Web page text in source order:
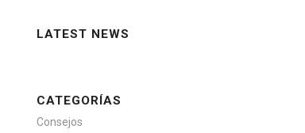
LATEST NEWS
CATEGORÍAS
Consejos